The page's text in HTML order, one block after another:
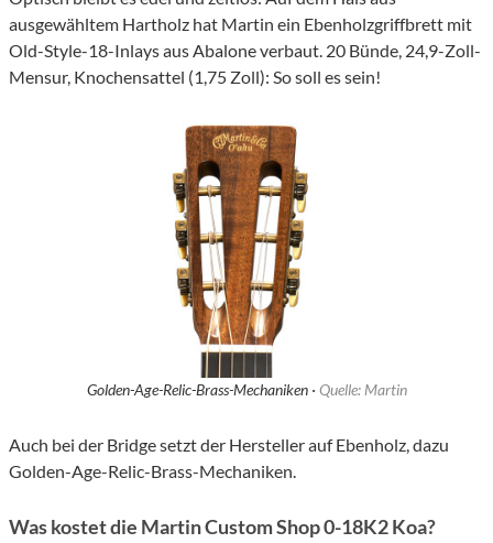
ausgewähltem Hartholz hat Martin ein Ebenholzgriffbrett mit
Old-Style-18-Inlays aus Abalone verbaut. 20 Bünde, 24,9-Zoll-
Mensur, Knochensattel (1,75 Zoll): So soll es sein!
Golden-Age-Relic-Brass-Mechaniken · Quelle: Martin
Auch bei der Bridge setzt der Hersteller auf Ebenholz, dazu
Golden-Age-Relic-Brass-Mechaniken.
Was kostet die Martin Custom Shop 0-18K2 Koa?